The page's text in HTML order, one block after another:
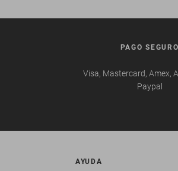
PAGO SEGURO
Visa, Mastercard, Amex,
Paypal
AYUDA